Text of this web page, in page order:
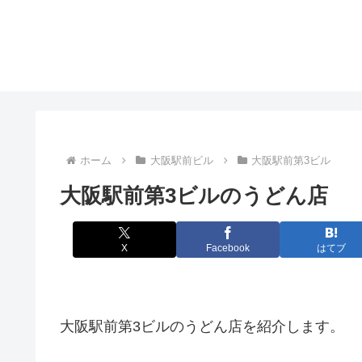
ホーム 大阪駅前ビル 大阪駅前第3ビル
大阪駅前第3ビルのうどん店
X Facebook はてブ
大阪駅前第3ビルのうどん店を紹介します。